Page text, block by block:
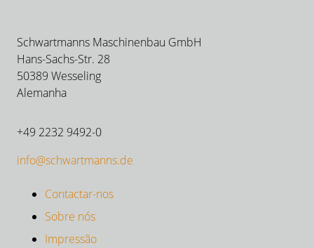
Schwartmanns Maschinenbau GmbH
Hans-Sachs-Str. 28
50389 Wesseling
Alemanha
+49 2232 9492-0
info@schwartmanns.de
Contactar-nos
Sobre nós
Impressão